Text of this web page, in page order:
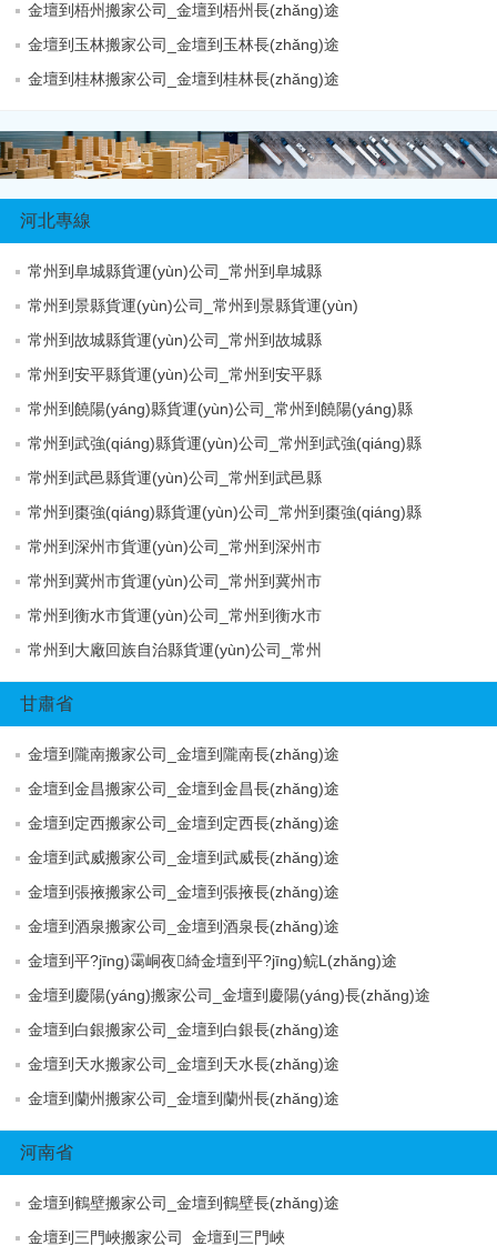
金壇到梧州搬家公司_金壇到梧州長(zhǎng)途
金壇到玉林搬家公司_金壇到玉林長(zhǎng)途
金壇到桂林搬家公司_金壇到桂林長(zhǎng)途
河北專線
常州到阜城縣貨運(yùn)公司_常州到阜城縣
常州到景縣貨運(yùn)公司_常州到景縣貨運(yùn)
常州到故城縣貨運(yùn)公司_常州到故城縣
常州到安平縣貨運(yùn)公司_常州到安平縣
常州到饒陽(yáng)縣貨運(yùn)公司_常州到饒陽(yáng)縣
常州到武強(qiáng)縣貨運(yùn)公司_常州到武強(qiáng)縣
常州到武邑縣貨運(yùn)公司_常州到武邑縣
常州到棗強(qiáng)縣貨運(yùn)公司_常州到棗強(qiáng)縣
常州到深州市貨運(yùn)公司_常州到深州市
常州到冀州市貨運(yùn)公司_常州到冀州市
常州到衡水市貨運(yùn)公司_常州到衡水市
常州到大廠回族自治縣貨運(yùn)公司_常州
甘肅省
金壇到隴南搬家公司_金壇到隴南長(zhǎng)途
金壇到金昌搬家公司_金壇到金昌長(zhǎng)途
金壇到定西搬家公司_金壇到定西長(zhǎng)途
金壇到武威搬家公司_金壇到武威長(zhǎng)途
金壇到張掖搬家公司_金壇到張掖長(zhǎng)途
金壇到酒泉搬家公司_金壇到酒泉長(zhǎng)途
金壇到平?jīng)霭峒夜綺金壇到平?jīng)鲩L(zhǎng)途
金壇到慶陽(yáng)搬家公司_金壇到慶陽(yáng)長(zhǎng)途
金壇到白銀搬家公司_金壇到白銀長(zhǎng)途
金壇到天水搬家公司_金壇到天水長(zhǎng)途
金壇到蘭州搬家公司_金壇到蘭州長(zhǎng)途
河南省
金壇到鶴壁搬家公司_金壇到鶴壁長(zhǎng)途
金壇到三門峽搬家公司_金壇到三門峽